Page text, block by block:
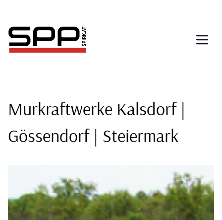
Inhalt
Murkraftwerke Kalsdorf |
Gössendorf | Steiermark